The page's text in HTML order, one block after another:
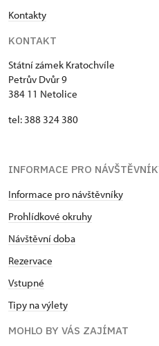
Kontakty
KONTAKT
Státní zámek Kratochvíle
Petrův Dvůr 9
384 11 Netolice
tel: 388 324 380
INFORMACE PRO
Informace pro návštěvníky
Prohlídkové okruhy
Návštěvní doba
Rezervace
Vstupné
Tipy na výlety
MOHLO BY VÁS ZAJÍMAT